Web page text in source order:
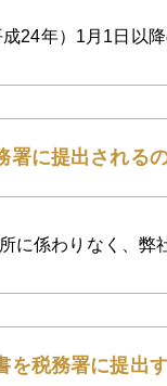
24年）1月1日以
署に提出される
に係わりなく、弊
を税務署に提出